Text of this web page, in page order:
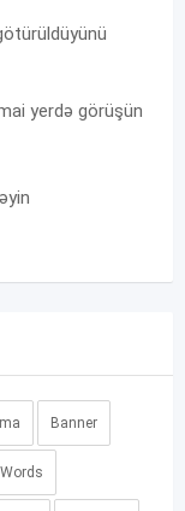
yerdə görüşün
Banner